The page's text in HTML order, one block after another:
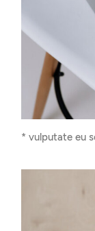
* vulputate eu